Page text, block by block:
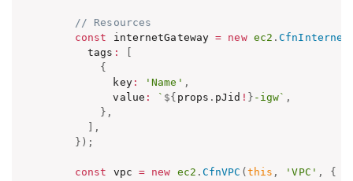
// Resources
const internetGateway = new ec2 .
      tags
:
{
          key
: 'Name' ,
          value
: ` ${ props . pJid ! } -igw` ,
} ,
,
} ) ;
const vpc = new ec2 . CfnVPC ( this , 'VPC' ,
{